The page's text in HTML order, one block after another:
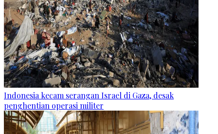
Indonesia kecam serangan Israel di Gaza, desak
penghentian operasi militer